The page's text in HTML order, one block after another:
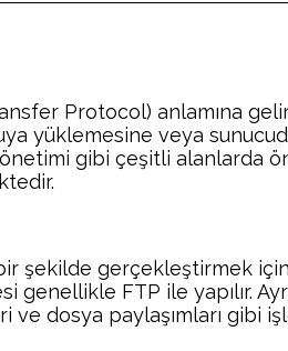
Protocol) anlamına
yüklemesine veya
gibi çeşitli alanlarda
şekilde gerçekleştirmek
genellikle FTP ile yapılır.
dosya paylaşımları gibi